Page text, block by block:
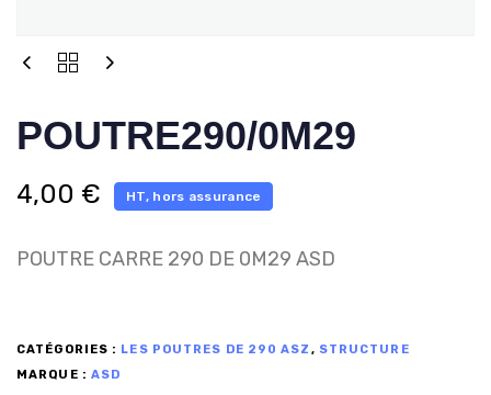
POUTRE290/0M29
4,00 € HT, hors assurance
POUTRE CARRE 290 DE 0M29 ASD
CATÉGORIES : LES POUTRES DE 290 ASZ , STRUCTURE
MARQUE : ASD